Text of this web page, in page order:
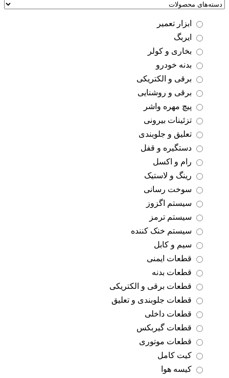
ابزار تعمیر
ایربگ
بخاری و کولر
بدنه خودرو
برقی و الکتریکی
برقی و روشنایی
پیچ مهره واشر
تزئینات بیرونی
تعلیق و جلوبندی
دستگیره و قفل
رام و اکسل
رینگ و لاستیک
سوخت رسانی
سیستم اگزوز
سیستم ترمز
سیستم خنک کننده
سیم و کابل
قطعات ایمنی
قطعات بدنه
قطعات برقی و الکتریکی
قطعات جلوبندی و تعلیق
قطعات داخلی
قطعات گیربکس
قطعات موتوری
کیت کامل
کیسه هوا